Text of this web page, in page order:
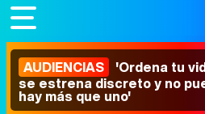
AUDIENCIAS 'Ordena tu
se estrena discreto y no
hay más que uno'